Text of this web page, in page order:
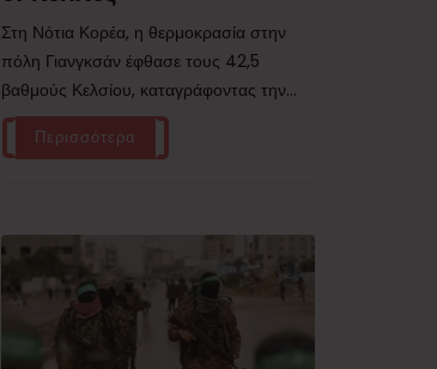
Στη Νότια Κορέα, η θερμοκρασία στην
πόλη Γιανγκσάν έφθασε τους 42,5
βαθμούς Κελσίου, καταγράφοντας την...
Περισσότερα